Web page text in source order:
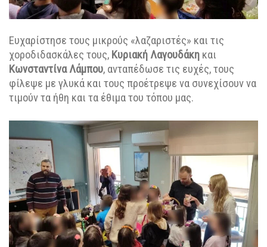
Ευχαρίστησε τους μικρούς «λαζαριστές» και τις
χοροδιδασκάλες τους, Κυριακή Λαγουδάκη και
Κωνσταντίνα Λάμπου, ανταπέδωσε τις ευχές, τους
φίλεψε με γλυκά και τους προέτρεψε να συνεχίσουν να
τιμούν τα ήθη και τα έθιμα του τόπου μας.